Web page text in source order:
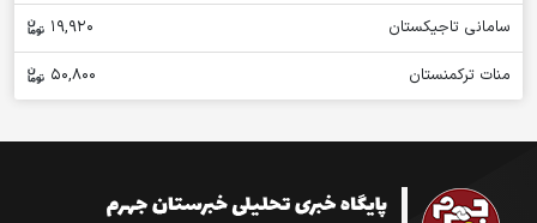
سامانی تاجیکستان
19,920
منات ترکمنستان
50,800